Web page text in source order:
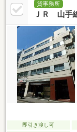
貸事務所
ＪＲ 山手
即引き渡し可